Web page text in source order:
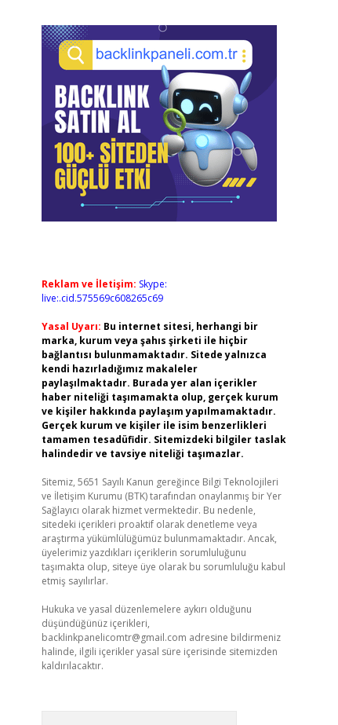
Reklam ve İletişim: Skype:
live:.cid.575569c608265c69
Yasal Uyarı: Bu internet sitesi, herhangi bir
marka, kurum veya şahıs şirketi ile hiçbir
bağlantısı bulunmamaktadır. Sitede yalnızca
kendi hazırladığımız makaleler
paylaşılmaktadır. Burada yer alan içerikler
haber niteliği taşımamakta olup, gerçek kurum
ve kişiler hakkında paylaşım yapılmamaktadır.
Gerçek kurum ve kişiler ile isim benzerlikleri
tamamen tesadüfidir. Sitemizdeki bilgiler taslak
halindedir ve tavsiye niteliği taşımazlar.
Sitemiz, 5651 Sayılı Kanun gereğince Bilgi Teknolojileri
ve İletişim Kurumu (BTK) tarafından onaylanmış bir Yer
Sağlayıcı olarak hizmet vermektedir. Bu nedenle,
sitedeki içerikleri proaktif olarak denetleme veya
araştırma yükümlülüğümüz bulunmamaktadır. Ancak,
üyelerimiz yazdıkları içeriklerin sorumluluğunu
taşımakta olup, siteye üye olarak bu sorumluluğu kabul
etmiş sayılırlar.
Hukuka ve yasal düzenlemelere aykırı olduğunu
düşündüğünüz içerikleri,
backlinkpanelicomtr@gmail.com adresine bildirmeniz
halinde, ilgili içerikler yasal süre içerisinde sitemizden
kaldırılacaktır.